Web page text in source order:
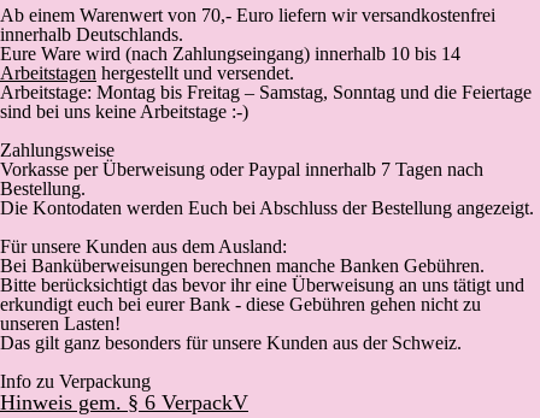
Ab einem Warenwert von 70,- Euro liefern wir versandkostenfrei
innerhalb Deutschlands.
Eure Ware wird (nach Zahlungseingang) innerhalb 10 bis 14
Arbeitstagen hergestellt und versendet.
Arbeitstage: Montag bis Freitag – Samstag, Sonntag und die Feiertage
sind bei uns keine Arbeitstage :-)
Zahlungsweise
Vorkasse per Überweisung oder Paypal innerhalb 7 Tagen nach
Bestellung.
Die Kontodaten werden Euch bei Abschluss der Bestellung angezeigt.
Für unsere Kunden aus dem Ausland:
Bei Banküberweisungen berechnen manche Banken Gebühren.
Bitte berücksichtigt das bevor ihr eine Überweisung an uns tätigt und
erkundigt euch bei eurer Bank - diese Gebühren gehen nicht zu
unseren Lasten!
Das gilt ganz besonders für unsere Kunden aus der Schweiz.
Info zu Verpackung
Hinweis gem. § 6 VerpackV